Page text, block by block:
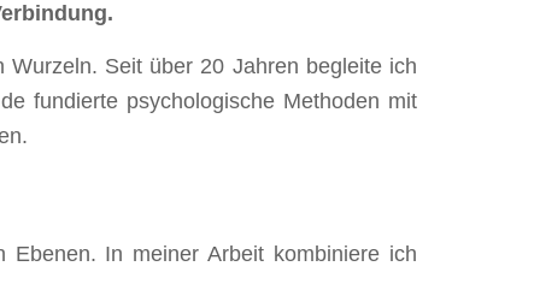
Seit über 20 Jahren begleite ich
fundierte psychologische Methoden mit
In meiner Arbeit kombiniere ich